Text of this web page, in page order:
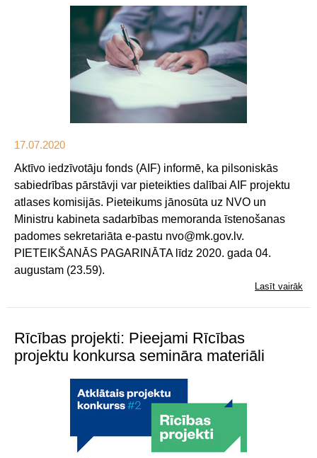
17.07.2020
Aktīvo iedzīvotāju fonds (AIF) informē, ka pilsoniskās
sabiedrības pārstāvji var pieteikties dalībai AIF projektu
atlases komisijās. Pieteikums jānosūta uz NVO un
Ministru kabineta sadarbības memoranda īstenošanas
padomes sekretariāta e-pastu nvo@mk.gov.lv.
PIETEIKŠANĀS PAGARINĀTA līdz 2020. gada 04.
augustam (23.59).
Lasīt vairāk
Rīcības projekti: Pieejami Rīcības
projektu konkursa semināra materiāli